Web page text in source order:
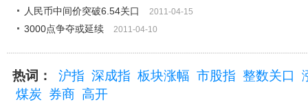
人民币中间价突破6.54关口 2011-04-15
3000点争夺或延续 2011-04-10
热词： 沪指 深成指 板块涨幅 市股指 整数关口
煤炭 券商 高开